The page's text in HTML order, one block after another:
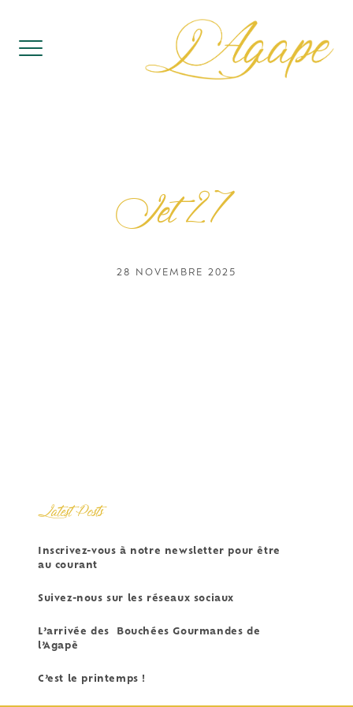
Jet 27
28 NOVEMBRE 2025
Latest Posts
Inscrivez-vous à notre newsletter pour être
au courant
Suivez-nous sur les réseaux sociaux
L’arrivée des Bouchées Gourmandes de
l’Agapè
C’est le printemps !